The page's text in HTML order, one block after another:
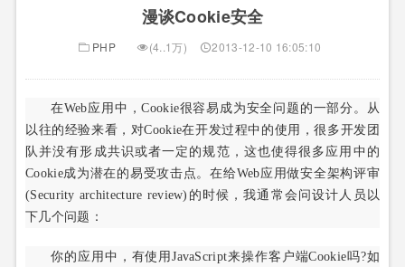
漫谈Cookie安全
PHP (4..1万) 2013-12-10 16:05:10
在Web应用中，Cookie很容易成为安全问题的一部分。从
以往的经验来看，对Cookie在开发过程中的使用，很多开发团
队并没有形成共识或者一定的规范，这也使得很多应用中的
Cookie成为潜在的易受攻击点。在给Web应用做安全架构评审
(Security architecture review)的时候，我通常会问设计人员以
下几个问题：
你的应用中，有使用JavaScript来操作客户端Cookie吗?如